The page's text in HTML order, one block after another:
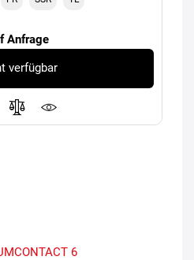
Anfrage
verfügbar
6